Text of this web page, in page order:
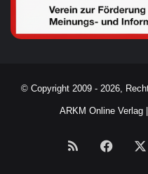
© Copyright 2009 - 2026,
ARKM Online Verlag
RSS